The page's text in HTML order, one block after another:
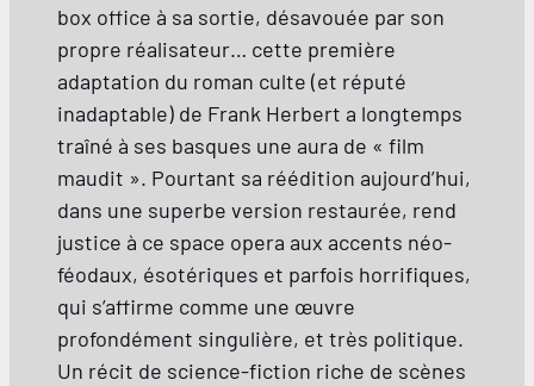
box office à sa sortie, désavouée par son
propre réalisateur… cette première
adaptation du roman culte (et réputé
inadaptable) de Frank Herbert a longtemps
traîné à ses basques une aura de « film
maudit ». Pourtant sa réédition aujourd’hui,
dans une superbe version restaurée, rend
justice à ce space opera aux accents néo-
féodaux, ésotériques et parfois horrifiques,
qui s’affirme comme une œuvre
profondément singulière, et très politique.
Un récit de science-fiction riche de scènes